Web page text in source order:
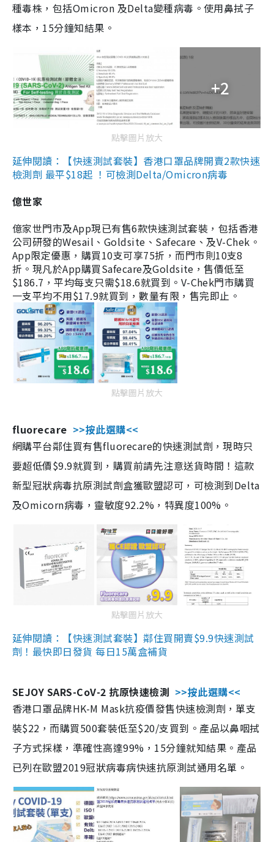
種毒株，包括Omicron 及Delta變種病毒。使用鼻拭子
樣本，15分鐘知結果。
+2
點擊圖片放大
延伸閱讀：【快速測試套裝】香港口罩品牌開賣2款快速
檢測劑 最平$18起 ！可檢測Delta/Omicron病毒
億世家
億家世門市及App現已有售6款快速測試套裝，包括香港
公司研發的Wesail、Goldsite、Safecare、及V-Chek。
App限定優惠，購買10支可享75折，而門市則10支8
折。現凡於App購買Safecare及Goldsite，售價低至
$186.7，平均每支只需$18.6就買到。V-Chek門市購買
一支平均不用$17.9就買到，數量有限，售完即止。
點擊圖片放大
fluorecare >>按此選購<<
網購平台鄰住買有售fluorecare的快速測試劑，現時只
要超低價$9.9就買到，購買前請先注意送貨時間！這款
新型冠狀病毒抗原測試劑盒獲歐盟認可，可檢測到Delta
及Omicorn病毒，靈敏度92.2%，特異度100%。
點擊圖片放大
延伸閱讀：【快速測試套裝】鄰住買開賣$9.9快速測試
劑！最快即日發貨 每日15萬盒補貨
SEJOY SARS-CoV-2 抗原快速檢測 >>按此選購<<
香港口罩品牌HK-M Mask抗疫價發售快速檢測劑，單支
裝$22，而購買500套裝低至$20/支買到。產品以鼻咽拭
子方式採樣，準確性高達99%，15分鐘就知結果。產品
已列在歐盟2019冠狀病毒病快速抗原測試通用名單。